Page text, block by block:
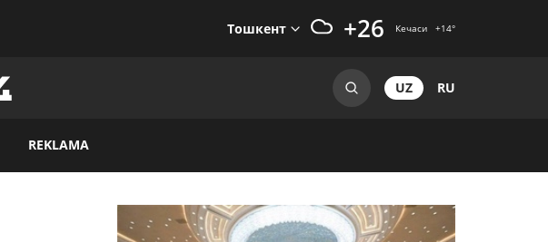
Тошкент +26 Кечаси +14°
UZ RU
REKLAMA